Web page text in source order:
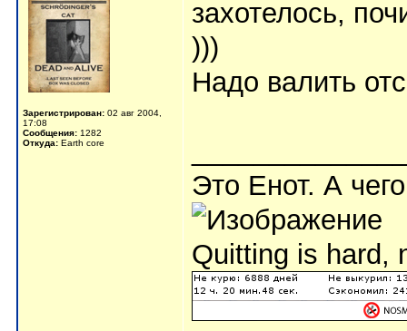
Зарегистрирован: 02 авг 2004,
17:08
Сообщения: 1282
Откуда: Earth core
захотелось,
)))
Надо валить
Это Енот. А
Quitting is hard,